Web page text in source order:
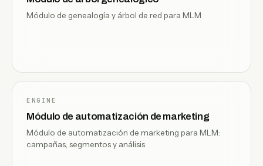
Módulo de genealogía y árbol de red para MLM
ENGINE
Módulo de automatización de marketing
Módulo de automatización de marketing para MLM:
campañas, segmentos y análisis